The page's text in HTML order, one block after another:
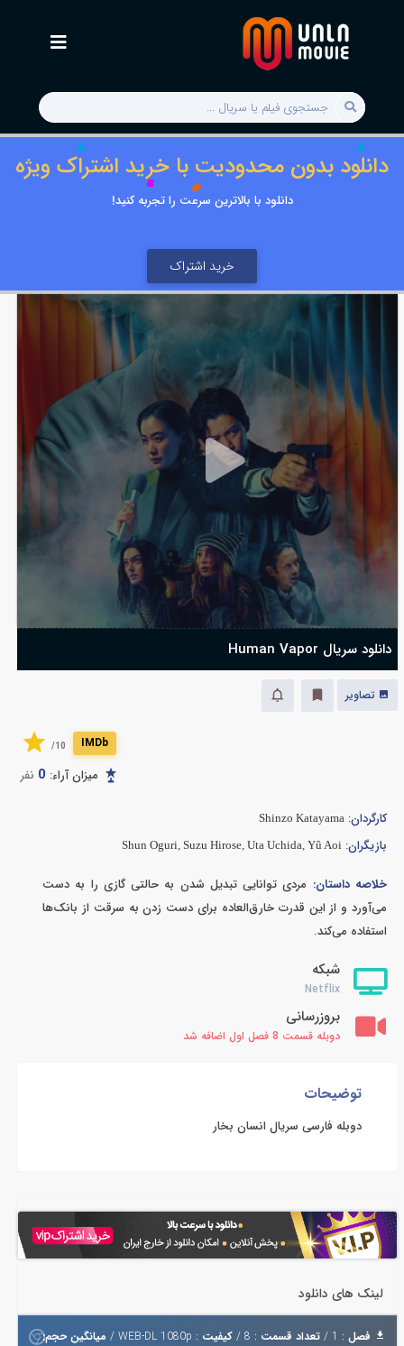
دانلود بدون محدودیت با خرید اشتراک ویژه
دانلود با بالاترین سرعت را تجربه کنید!
خرید اشتراک
دانلود سریال Human Vapor
تصاویر
10/ IMDb
میزان آراء: 0 نفر
کارگردان: Shinzo Katayama
بازیگران: Shun Oguri Suzu Hirose Uta Uchida Yû Aoi
خلاصه داستان: مردی توانایی تبدیل شدن به حالتی گازی را به دست
می‌آورد و از این قدرت خارق‌العاده برای دست زدن به سرقت از بانک‌ها
استفاده می‌کند.
شبکه
Netflix
بروزرسانی
دوبله قسمت 8 فصل اول اضافه شد
توضیحات
دوبله فارسی سریال انسان بخار
لینک های دانلود
فصل : 1 / تعداد قسمت : 8 / کیفیت : WEB-DL 1080p /
میانگین حجم: